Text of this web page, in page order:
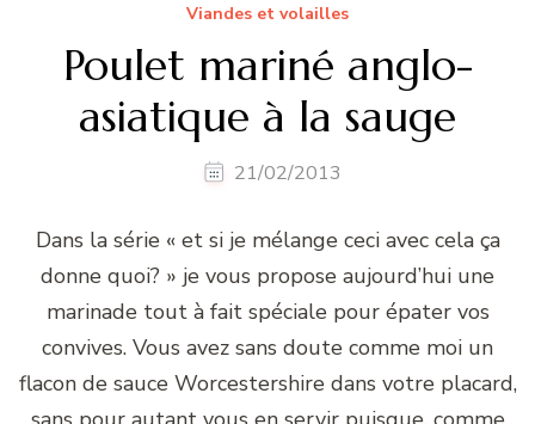
Viandes et volailles
Poulet mariné anglo-
asiatique à la sauge
21/02/2013
Dans la série « et si je mélange ceci avec cela ça
donne quoi? » je vous propose aujourd’hui une
marinade tout à fait spéciale pour épater vos
convives. Vous avez sans doute comme moi un
flacon de sauce Worcestershire dans votre placard,